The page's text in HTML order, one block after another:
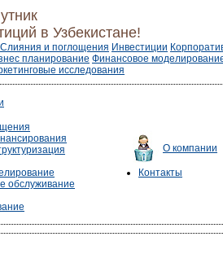
в Узбекистане!
Слияния и поглощения Инвестиции
планирование Финансовое
исследования
обслуживание
О компании
Контакты